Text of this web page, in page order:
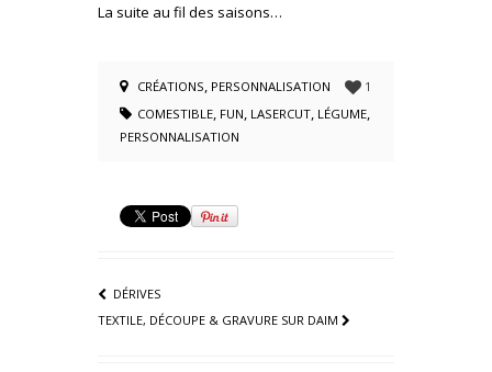
La suite au fil des saisons…
CRÉATIONS, PERSONNALISATION
COMESTIBLE, FUN, LASERCUT, LÉGUME,
PERSONNALISATION
1
DÉRIVES
TEXTILE, DÉCOUPE & GRAVURE SUR DAIM